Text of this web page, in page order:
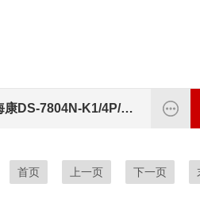
海康DS-7804N-K1/4P/GLT通用4G1盘位录像机
首页 上一页 下一页